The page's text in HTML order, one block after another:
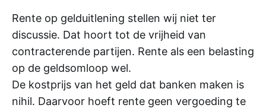
Rente op gelduitlening stellen wij niet ter
discussie. Dat hoort tot de vrijheid van
contracterende partijen. Rente als een belasting
op de geldsomloop wel.
De kostprijs van het geld dat banken maken is
nihil. Daarvoor hoeft rente geen vergoeding te